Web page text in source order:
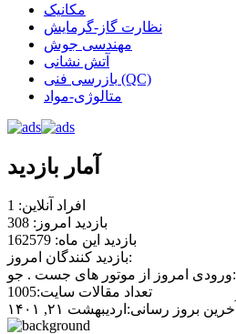
مکانیک
نظارت گاز-گرمایش
مهندسی جوش
آتش نشانی
بازرسی فنی (QC)
متالوژی-مواد
آمار بازدید
افراد آنلاین: 1
بازدید امروز: 308
بازدید این ماه: 162579
بازدید کنندگان امروز:
ورودی امروز از موتور های جست . جو:
تعداد مقالات سایت:1005
آخرین بروز رسانی:اردیبهشت ۲۱, ۱۴۰۱